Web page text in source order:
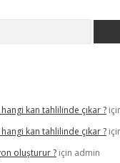
hangi kan tahlilinde çıkar ?
hangi kan tahlilinde çıkar ?
oluşturur ? için admin